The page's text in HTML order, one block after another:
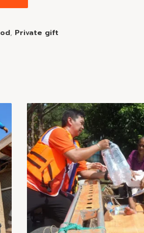
, Private gift